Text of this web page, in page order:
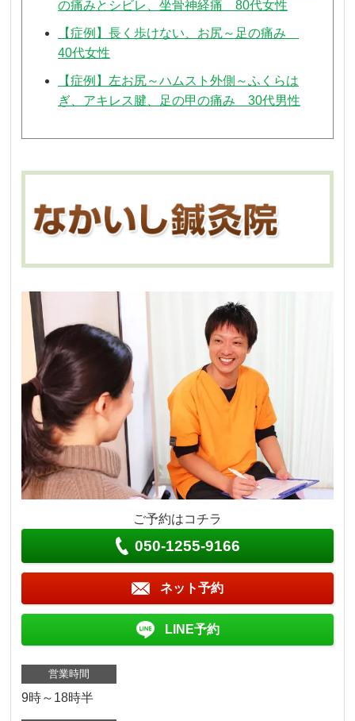
の痛みとシビレ、坐骨神経痛 80代女性
【症例】長く歩けない、お尻～足の痛み
40代女性
【症例】左お尻～ハムスト外側～ふくらは
ぎ、アキレス腱、足の甲の痛み 30代男性
ご予約はコチラ
050-1255-9166
ネット予約
LINE予約
営業時間
9時～18時半